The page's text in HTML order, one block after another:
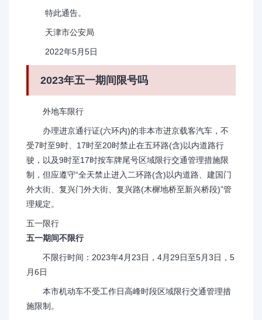
特此通告。
天津市公安局
2022年5月5日
2023年五一期间限号吗
外地车限行
办理进京通行证(六环内)的非本市进京载客汽车，不
受7时至9时、17时至20时禁止在五环路(含)以内道路行
驶，以及9时至17时按车牌尾号区域限行交通管理措施限
制，但应遵守“全天禁止进入二环路(含)以内道路、建国门
外大街、复兴门外大街、复兴路(木樨地桥至新兴桥段)”管
理规定。
五一限行
五一期间不限行
不限行时间：2023年4月23日，4月29日至5月3日，5
月6日
本市机动车不受工作日高峰时段区域限行交通管理措
施限制。